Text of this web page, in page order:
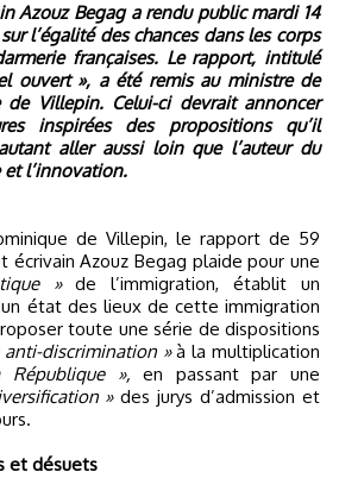
Azouz Begag a rendu public mardi 14
l’égalité des chances dans les corps
françaises. Le rapport, intitulé
ouvert », a été remis au ministre de
de Villepin. Celui-ci devrait annoncer
inspirées des propositions qu’il
aller aussi loin que l’auteur du
et l’innovation.
de Villepin, le rapport de 59
écrivain Azouz Begag plaide pour une
»de l’immigration, établit un
état des lieux de cette immigration
toute une série de dispositions
anti-discrimination »à la multiplication
République»,en passant par une
»des jurys d’admission et
et désuets